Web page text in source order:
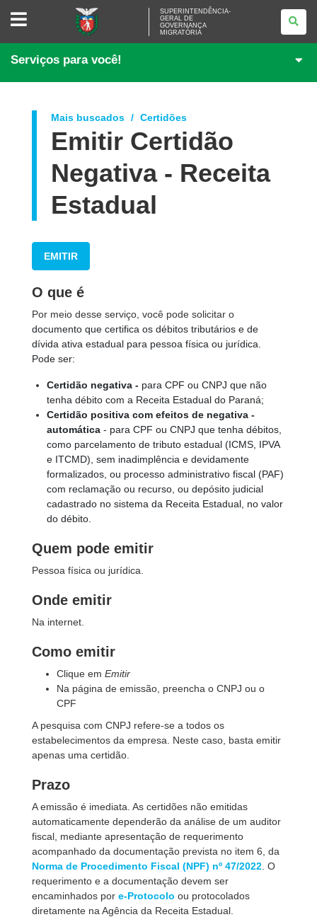
SUPERINTENDÊNCIA-
GOVERNANÇA
SUPERINTENDÊNCIA-
GERAL DE
GOVERNANÇA
MIGRATÓRIA
Serviços para você!
Mais buscados Certidões
Emitir Certidão
Negativa - Receita
Estadual
EMITIR
O que é
Por meio desse serviço, você pode solicitar o
documento que certifica os débitos tributários e de
dívida ativa estadual para pessoa física ou jurídica.
Pode ser:
Certidão negativa - para CPF ou CNPJ que não
tenha débito com a Receita Estadual do Paraná;
Certidão positiva com efeitos de negativa -
automática - para CPF ou CNPJ que tenha débitos,
como parcelamento de tributo estadual (ICMS, IPVA
e ITCMD), sem inadimplência e devidamente
formalizados, ou processo administrativo fiscal (PAF)
com reclamação ou recurso, ou depósito judicial
cadastrado no sistema da Receita Estadual, no valor
do débito.
Quem pode emitir
Pessoa física ou jurídica.
Onde emitir
Na internet.
Como emitir
Clique em Emitir
Na página de emissão, preencha o CNPJ ou o
CPF
A pesquisa com CNPJ refere-se a todos os
estabelecimentos da empresa. Neste caso, basta emitir
apenas uma certidão.
Prazo
A emissão é imediata. As certidões não emitidas
automaticamente dependerão da análise de um auditor
fiscal, mediante apresentação de requerimento
acompanhado da documentação prevista no item 6, da
Norma de Procedimento Fiscal (NPF) nº 47/2022 . O
requerimento e a documentação devem ser
encaminhados por e-Protocolo ou protocolados
diretamente na Agência da Receita Estadual.